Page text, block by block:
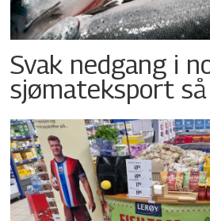
Svak nedgang i
sjømateksport